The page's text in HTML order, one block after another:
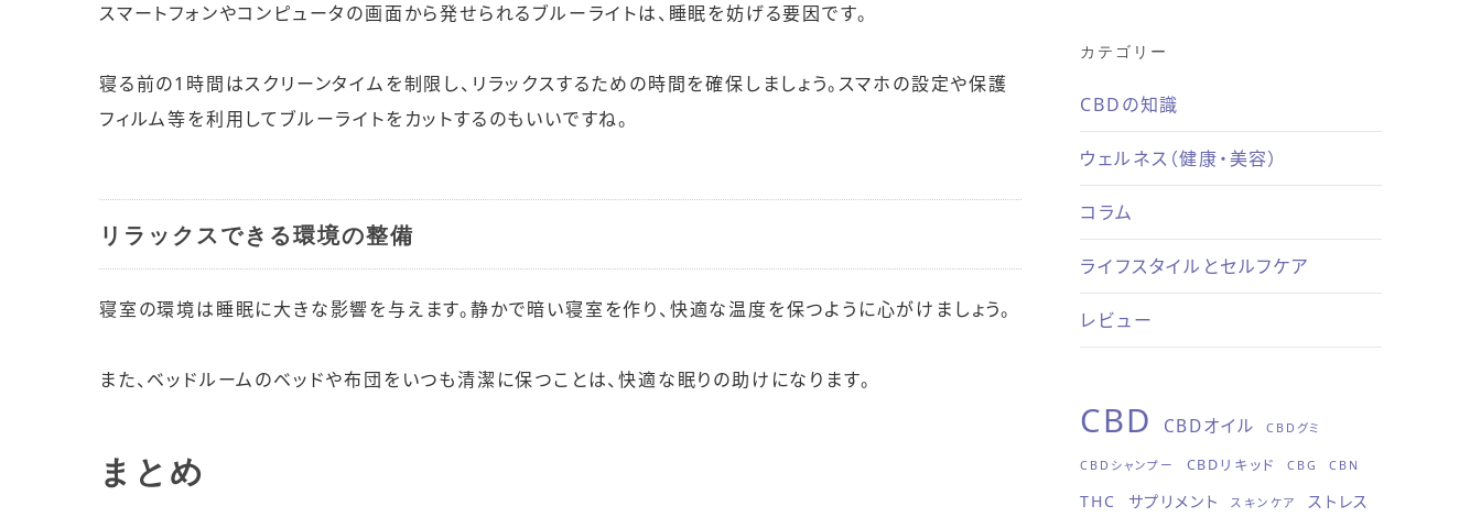
スマートフォンやコンピュータの画面から発せられるブルーライトは、睡眠を妨げる要因です。
寝る前の1時間はスクリーンタイムを制限し、リラックスするための時間を確保しましょう。スマホの設定や保護
フィルム等を利用してブルーライトをカットするのもいいですね。
リラックスできる環境の整備
寝室の環境は睡眠に大きな影響を与えます。静かで暗い寝室を作り、快適な温度を保つように心がけましょう。
また、ベッドルームのベッドや布団をいつも清潔に保つことは、快適な眠りの助けになります。
まとめ
カテゴリー
CBDの知識
ウェルネス（健康・美容）
コラム
ライフスタイルとセルフケア
レビュー
CBD CBDオイル CBDグミ
CBDシャンプー CBDリキッド CBG CBN
THC サプリメント スキンケア ストレス